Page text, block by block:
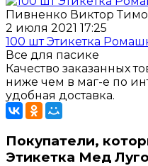
Пивненко Виктор
2 июля 2021 17:25
100 шт Этикетка
Все для пасике
Качество заказанных
ниже чем в маг-е по
удобная доставка.
Покупатели,
Этикетка Мед